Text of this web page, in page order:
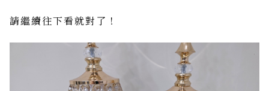
請繼續往下看就對了！